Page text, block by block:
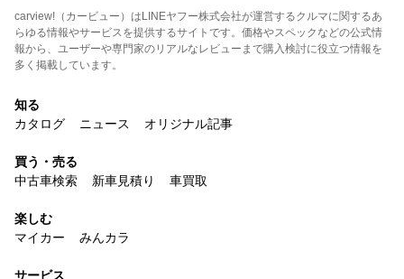
carview!（カービュー）はLINEヤフー株式会社が運営するクルマに関するあ
らゆる情報やサービスを提供するサイトです。価格やスペックなどの公式情
報から、ユーザーや専門家のリアルなレビューまで購入検討に役立つ情報を
多く掲載しています。
知る
カタログ
ニュース オリジナル記事
買う・売る
中古車検索
新車見積り 車買取
楽しむ
マイカー
みんカラ
サービス